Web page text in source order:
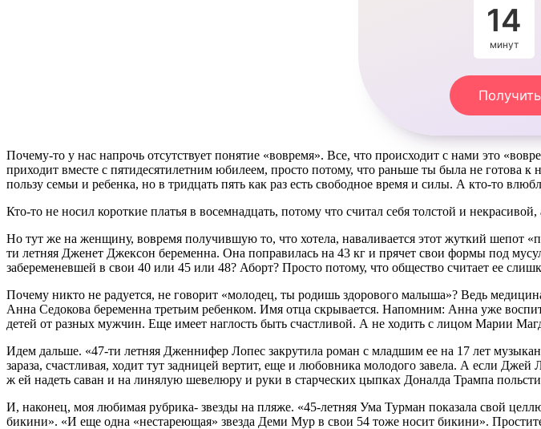
14
минут
Почему-то у нас напрочь отсутствует понятие «вовремя». Все, что происходит с нами это
приходит вместе с пятидесятилетним юбилеем, просто потому, что раньше ты была не готова
пользу семьи и ребенка, но в тридцать пять как раз есть свободное время и силы. А кто-то
Кто-то не носил короткие платья в восемнадцать, потому что считал себя толстой и
Но тут же на женщину, вовремя получившую то, что хотела, наваливается этот жуткий шепот
ти летняя Дженет Джексон беременна. Она поправилась на 43 кг и прячет свои формы под
забеременевшей в свои 40 или 45 или 48? Аборт? Просто потому, что общество считает ее
Почему никто не радуется, не говорит «молодец, ты родишь здорового малыша»? Ведь
Анна Седокова беременна третьим ребенком. Имя отца скрывается. Напомним: Анна уже
детей от разных мужчин. Еще имеет наглость быть счастливой. А не ходить с лицом Марии
Идем дальше. «47-ти летняя Дженнифер Лопес закрутила роман с младшим ее на 17 лет
зараза, счастливая, ходит тут задницей вертит, еще и любовника молодого завела. А если
ж ей надеть саван и на линялую шевелюру и руки в старческих цыпках Доналда Трампа
И, наконец, моя любимая рубрика- звезды на пляже. «45-летняя Ума Турман показала свой
бикини». «И еще одна «нестареющая» звезда Деми Мур в свои 54 тоже носит бикини».